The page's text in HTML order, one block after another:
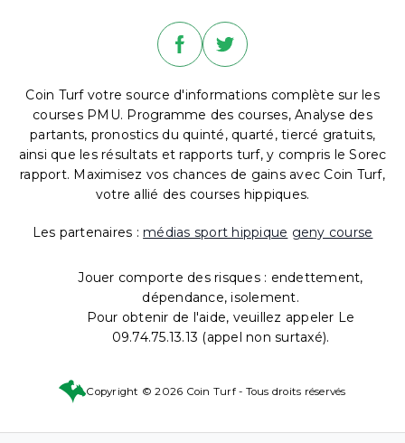
Coin Turf votre source d'informations complète sur les
courses PMU. Programme des courses, Analyse des
partants, pronostics du quinté, quarté, tiercé gratuits,
ainsi que les résultats et rapports turf, y compris le Sorec
rapport. Maximisez vos chances de gains avec Coin Turf,
votre allié des courses hippiques.
Les partenaires : médias sport hippique geny course
Jouer comporte des risques : endettement,
dépendance, isolement.
Pour obtenir de l'aide, veuillez appeler Le
09.74.75.13.13 (appel non surtaxé).
Copyright © 2026 Coin Turf - Tous droits réservés